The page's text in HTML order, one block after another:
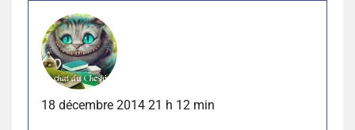
18 décembre 2014 21 h 12 min